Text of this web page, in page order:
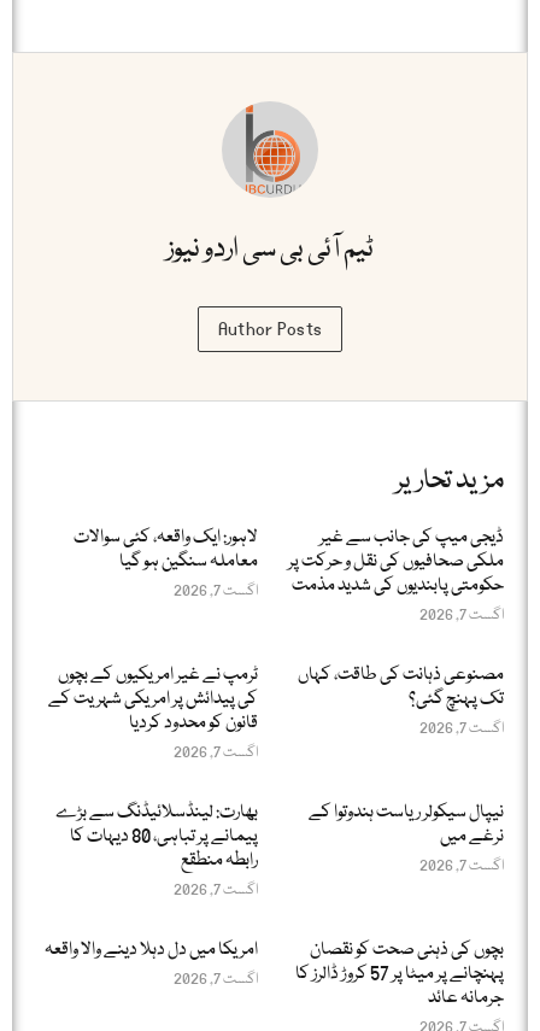
ٹیم آئی بی سی اردو نیوز
Author Posts
مزید تحاریر
ڈیجی میپ کی جانب سے غیر
ملکی صحافیوں کی نقل و حرکت پر
حکومتی پابندیوں کی شدید مذمت
اگست 7, 2026
لاہور: ایک واقعہ، کئی سوالات
معاملہ سنگین ہو گیا
اگست 7, 2026
مصنوعی ذہانت کی طاقت، کہاں
تک پہنچ گئی؟
اگست 7, 2026
ٹرمپ نے غیر امریکیوں کے بچوں
کی پیدائش پر امریکی شہریت کے
قانون کو محدود کردیا
اگست 7, 2026
نیپال سیکولر ریاست ہندوتوا کے
نرغے میں
اگست 7, 2026
بھارت: لینڈسلائیڈنگ سے بڑے
پیمانے پر تباہی، 80 دیہات کا
رابطہ منطقع
اگست 7, 2026
بچوں کی ذہنی صحت کو نقصان
پہنچانے پر میٹا پر 57 کروڑ ڈالرز کا
جرمانہ عائد
امریکا میں دل دہلا دینے والا واقعہ
اگست 7, 2026